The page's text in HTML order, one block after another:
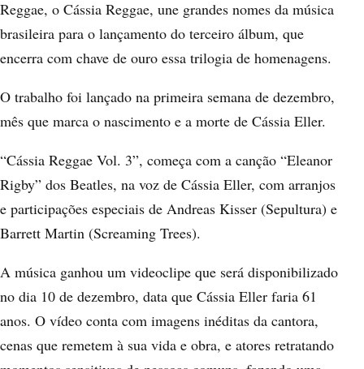
Reggae, o Cássia Reggae, une grandes nomes da música
brasileira para o lançamento do terceiro álbum, que
encerra com chave de ouro essa trilogia de homenagens.
O trabalho foi lançado na primeira semana de dezembro,
mês que marca o nascimento e a morte de Cássia Eller.
“Cássia Reggae Vol. 3”, começa com a canção “Eleanor
Rigby” dos Beatles, na voz de Cássia Eller, com arranjos
e participações especiais de Andreas Kisser (Sepultura) e
Barrett Martin (Screaming Trees).
A música ganhou um videoclipe que será disponibilizado
no dia 10 de dezembro, data que Cássia Eller faria 61
anos. O vídeo conta com imagens inéditas da cantora,
cenas que remetem à sua vida e obra, e atores retratando